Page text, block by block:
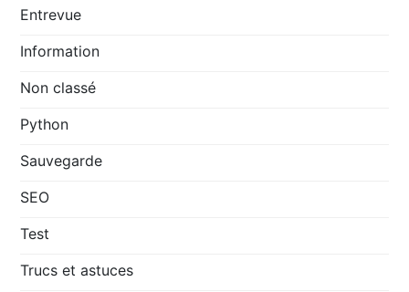
Entrevue
Information
Non classé
Python
Sauvegarde
SEO
Test
Trucs et astuces